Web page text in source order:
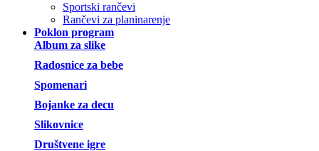
Sportski rančevi
Rančevi za planinarenje
Poklon program
Album za slike
Radosnice za bebe
Spomenari
Bojanke za decu
Slikovnice
Društvene igre